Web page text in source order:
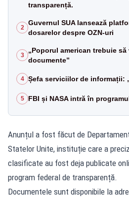
transparență.
2
Guvernul SUA lansează
dosarelor despre OZN-uri
3
„Poporul american trebuie să
documente”
4 Șefa serviciilor de informații:
5 FBI și NASA intră în
Anunțul a fost făcut de
Statelor Unite, instituție care a
clasificate au fost deja publicate
program federal de transparență.
Documentele sunt disponibile la